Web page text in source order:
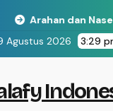
dan Nasehat
Agustus 2026
3:29